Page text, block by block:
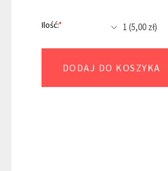
Ilość:*
DODAJ DO KOSZYKA